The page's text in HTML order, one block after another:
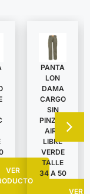
VER
PANTA
LON
DAMA
CARGO
SIN
PINZAS
AIRE
LIBRE
VERDE
TALLE
34 A 50
VER